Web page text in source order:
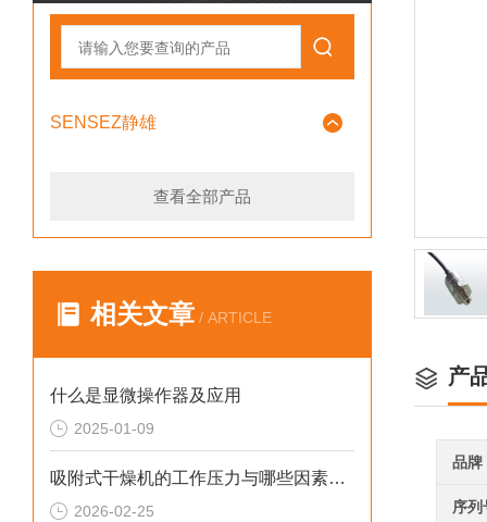
SENSEZ静雄
查看全部产品
相关文章 / ARTICLE
什么是显微操作器及应用
2025-01-09
吸附式干燥机的工作压力与哪些因素有关
2026-02-25
产
品牌
序列